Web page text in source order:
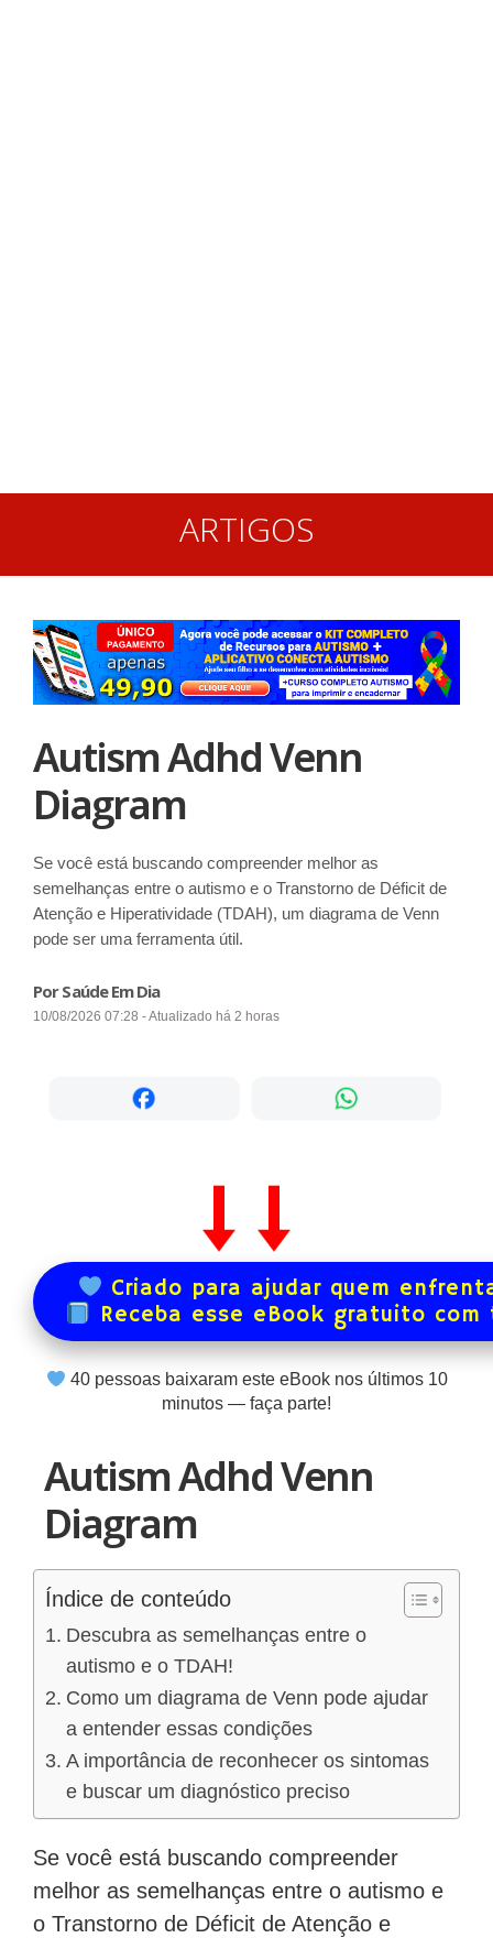
ARTIGOS
Autism Adhd Venn
Diagram
Se você está buscando compreender melhor as
semelhanças entre o autismo e o Transtorno de Déficit de
Atenção e Hiperatividade (TDAH), um diagrama de Venn
pode ser uma ferramenta útil.
Por Saúde Em Dia
10/08/2026 07:28 - Atualizado há 2 horas
Criado para ajudar quem
Receba esse eBook gratuito
40pessoas baixaram este eBook nos últimos 10
minutos — faça parte!
Autism Adhd Venn
Diagram
Índice de conteúdo
Descubra as semelhanças entre o
autismo e o TDAH!
Como um diagrama de Venn pode ajudar
a entender essas condições
A importância de reconhecer os sintomas
e buscar um diagnóstico preciso
Se você está buscando compreender
melhor as semelhanças entre o autismo e
o Transtorno de Déficit de Atenção e